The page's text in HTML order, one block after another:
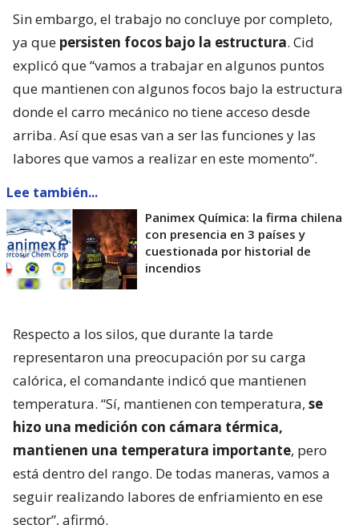
Sin embargo, el trabajo no concluye por completo,
ya que persisten focos bajo la estructura. Cid
explicó que “vamos a trabajar en algunos puntos
que mantienen con algunos focos bajo la estructura
donde el carro mecánico no tiene acceso desde
arriba. Así que esas van a ser las funciones y las
labores que vamos a realizar en este momento”.
Lee también...
Panimex Química: la firma chilena
con presencia en 3 países y
cuestionada por historial de
incendios
Respecto a los silos, que durante la tarde
representaron una preocupación por su carga
calórica, el comandante indicó que mantienen
temperatura. “Sí, mantienen con temperatura, se
hizo una medición con cámara térmica,
mantienen una temperatura importante, pero
está dentro del rango. De todas maneras, vamos a
seguir realizando labores de enfriamiento en ese
sector”, afirmó.